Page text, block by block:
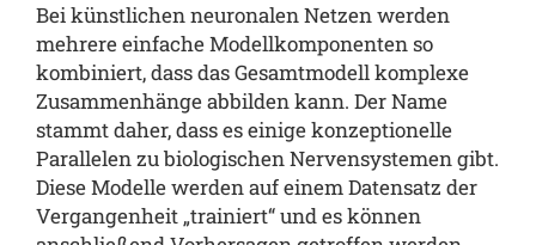
Bei künstlichen neuronalen Netzen werden
mehrere einfache Modellkomponenten so
kombiniert, dass das Gesamtmodell komplexe
Zusammenhänge abbilden kann. Der Name
stammt daher, dass es einige konzeptionelle
Parallelen zu biologischen Nervensystemen gibt.
Diese Modelle werden auf einem Datensatz der
Vergangenheit „trainiert“ und es können